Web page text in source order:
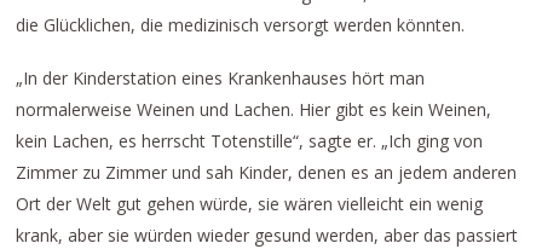
die Glücklichen, die medizinisch versorgt werden könnten.
„In der Kinderstation eines Krankenhauses hört man
normalerweise Weinen und Lachen. Hier gibt es kein Weinen,
kein Lachen, es herrscht Totenstille“, sagte er. „Ich ging von
Zimmer zu Zimmer und sah Kinder, denen es an jedem anderen
Ort der Welt gut gehen würde, sie wären vielleicht ein wenig
krank, aber sie würden wieder gesund werden, aber das passiert